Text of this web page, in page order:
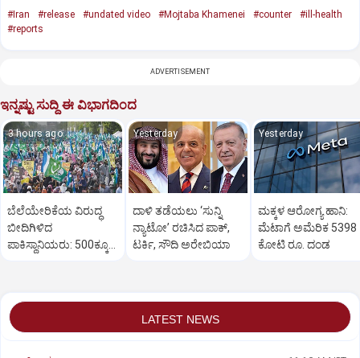
#Iran #release #undated video #Mojtaba Khamenei #counter
#ill-health
#reports
ADVERTISEMENT
ಇನ್ನಷ್ಟು ಸುದ್ದಿ ಈ ವಿಭಾಗದಿಂದ
3 hours ago
ಬೆಲೆಯೇರಿಕೆಯ ವಿರುದ್ಧ
ಬೀದಿಗಿಳಿದ
ಪಾಕಿಸ್ಥಾನಿಯರು: ‌500ಕ್ಕೂ
Yesterday
ದಾಳಿ ತಡೆಯಲು ‘ಸುನ್ನಿ
ನ್ಯಾಟೋ’ ರಚಿಸಿದ ಪಾಕ್‌,
ಟರ್ಕಿ, ಸೌದಿ ಅರೇಬಿಯಾ
Yesterday
ಮಕ್ಕಳ ಆರೋಗ್ಯ ಹಾನಿ:
ಮೆಟಾಗೆ ಅಮೆರಿಕ 5398
ಕೋಟಿ ರೂ. ದಂಡ
LATEST NEWS